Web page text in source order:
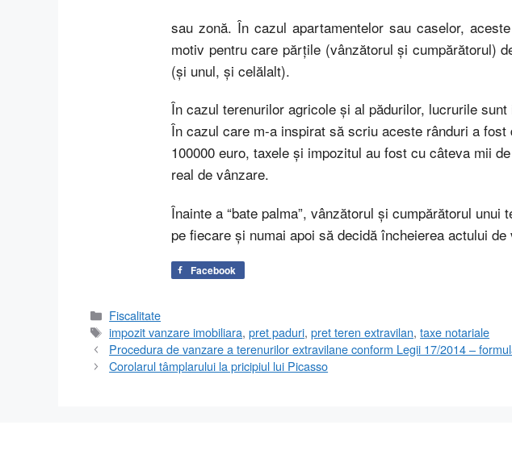
sau zonă. În cazul apartamentelor sau caselor,
motiv pentru care părţile (vânzătorul şi cumpărătorul)
(şi unul, şi celălalt).
În cazul terenurilor agricole şi al pădurilor, lucrurile
În cazul care m-a inspirat să scriu aceste rânduri a
100000 euro, taxele şi impozitul au fost cu câteva mii
real de vânzare.
Înainte a “bate palma”, vânzătorul şi cumpărătorul
pe fiecare şi numai apoi să decidă încheierea actului
Facebook
Categorii
Fiscalitate
Etichete
impozit vanzare imobiliara,pret paduri,pret teren extravilan,taxe notariale
Procedura de vanzare a terenurilor extravilane conform Legii 17/2014 –
Corolarul tâmplarului la pricipiul lui Picasso